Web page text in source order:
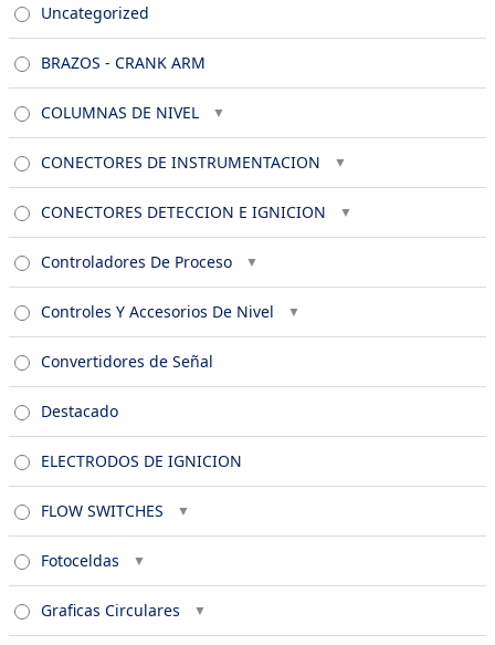
Uncategorized
BRAZOS - CRANK ARM
COLUMNAS DE NIVEL
CONECTORES DE INSTRUMENTACION
CONECTORES DETECCION E IGNICION
Controladores De Proceso
Controles Y Accesorios De Nivel
Convertidores de Señal
Destacado
ELECTRODOS DE IGNICION
FLOW SWITCHES
Fotoceldas
Graficas Circulares